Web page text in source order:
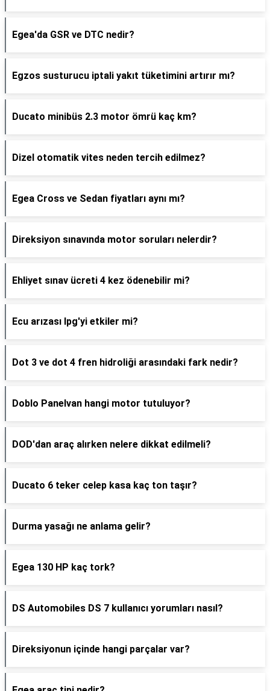
Egea'da GSR ve DTC nedir?
Egzos susturucu iptali yakıt tüketimini artırır mı?
Ducato minibüs 2.3 motor ömrü kaç km?
Dizel otomatik vites neden tercih edilmez?
Egea Cross ve Sedan fiyatları aynı mı?
Direksiyon sınavında motor soruları nelerdir?
Ehliyet sınav ücreti 4 kez ödenebilir mi?
Ecu arızası lpg'yi etkiler mi?
Dot 3 ve dot 4 fren hidroliği arasındaki fark nedir?
Doblo Panelvan hangi motor tutuluyor?
DOD'dan araç alırken nelere dikkat edilmeli?
Ducato 6 teker celep kasa kaç ton taşır?
Durma yasağı ne anlama gelir?
Egea 130 HP kaç tork?
DS Automobiles DS 7 kullanıcı yorumları nasıl?
Direksiyonun içinde hangi parçalar var?